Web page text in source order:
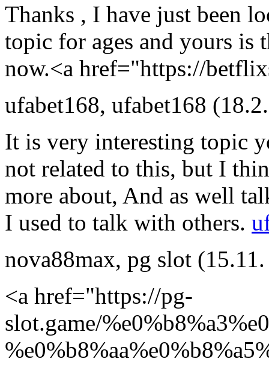
Thanks , I have just been
topic for ages and yours is
now.<a href="https://
ufabet168, ufabet168
It is very interesting topic
not related to this, but I
more about, And as well
I used to talk with others.
nova88max, pg slot
<a href="https://pg-
slot.game/